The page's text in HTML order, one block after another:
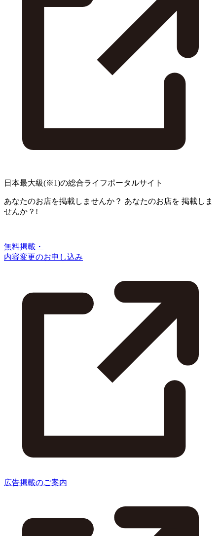
日本最大級(※1)の総合ライフポータルサイト
あなたのお店を掲載しませんか？ あなたのお店を 掲載しま
せんか？!
無料掲載・
内容変更のお申し込み
広告掲載のご案内